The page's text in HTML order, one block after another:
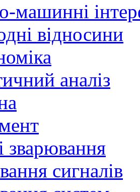
машинні
відносини
аналіз
зварювання
сигналів